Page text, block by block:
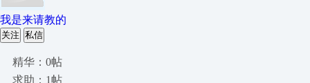
我是来请教的
关注 私信
精华：0帖
求助：1帖